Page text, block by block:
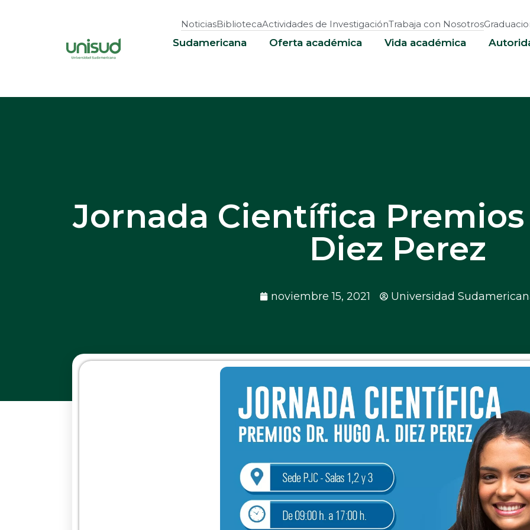
NoticiasBibliotecaActividades de InvestigaciónTrabaja con Nosotros
Sudamericana Oferta académica Vida académica
Jornada Científica
Diez Perez
noviembre 15, 2021 Universidad